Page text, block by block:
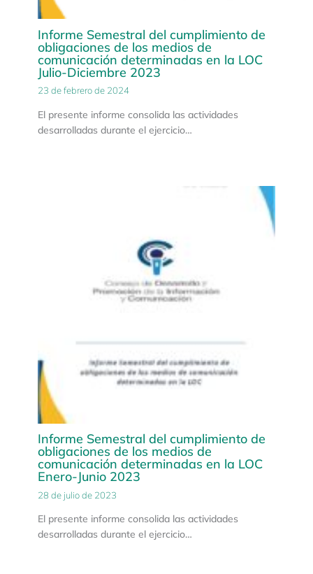
Informe Semestral del cumplimiento de
obligaciones de los medios de
comunicación determinadas en la LOC
Julio-Diciembre 2023
23 de febrero de 2024
El presente informe consolida las actividades
desarrolladas durante el ejercicio…
Informe Semestral del cumplimiento de
obligaciones de los medios de
comunicación determinadas en la LOC
Enero-Junio 2023
28 de julio de 2023
El presente informe consolida las actividades
desarrolladas durante el ejercicio…